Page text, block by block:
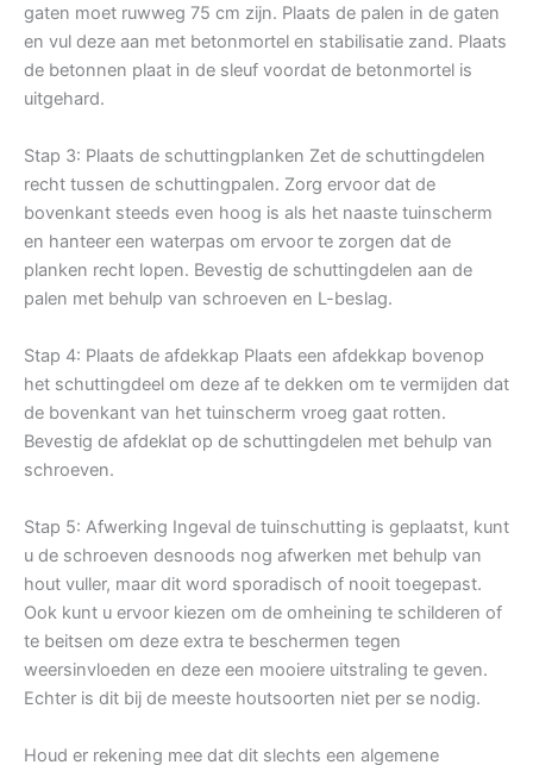
gaten moet ruwweg 75 cm zijn. Plaats de palen in de gaten
en vul deze aan met betonmortel en stabilisatie zand. Plaats
de betonnen plaat in de sleuf voordat de betonmortel is
uitgehard.
Stap 3: Plaats de schuttingplanken Zet de schuttingdelen
recht tussen de schuttingpalen. Zorg ervoor dat de
bovenkant steeds even hoog is als het naaste tuinscherm
en hanteer een waterpas om ervoor te zorgen dat de
planken recht lopen. Bevestig de schuttingdelen aan de
palen met behulp van schroeven en L-beslag.
Stap 4: Plaats de afdekkap Plaats een afdekkap bovenop
het schuttingdeel om deze af te dekken om te vermijden dat
de bovenkant van het tuinscherm vroeg gaat rotten.
Bevestig de afdeklat op de schuttingdelen met behulp van
schroeven.
Stap 5: Afwerking Ingeval de tuinschutting is geplaatst, kunt
u de schroeven desnoods nog afwerken met behulp van
hout vuller, maar dit word sporadisch of nooit toegepast.
Ook kunt u ervoor kiezen om de omheining te schilderen of
te beitsen om deze extra te beschermen tegen
weersinvloeden en deze een mooiere uitstraling te geven.
Echter is dit bij de meeste houtsoorten niet per se nodig.
Houd er rekening mee dat dit slechts een algemene